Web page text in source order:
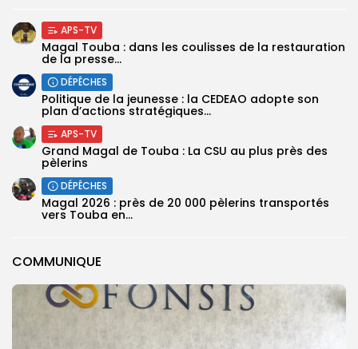
COMMUNIQUE
APS-TV
Magal Touba : dans les coulisses de la restauration
de la presse...
DÉPÊCHES
Politique de la jeunesse : la CEDEAO adopte son
plan d’actions stratégiques...
APS-TV
Grand Magal de Touba : La CSU au plus près des
pèlerins
DÉPÊCHES
Magal 2026 : près de 20 000 pèlerins transportés
vers Touba en...